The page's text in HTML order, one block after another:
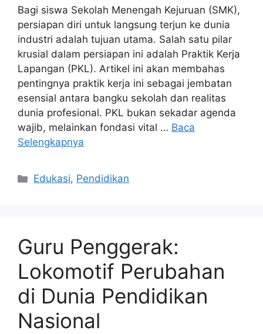
Bagi siswa Sekolah Menengah Kejuruan (SMK),
persiapan diri untuk langsung terjun ke dunia
industri adalah tujuan utama. Salah satu pilar
krusial dalam persiapan ini adalah Praktik Kerja
Lapangan (PKL). Artikel ini akan membahas
pentingnya praktik kerja ini sebagai jembatan
esensial antara bangku sekolah dan realitas
dunia profesional. PKL bukan sekadar agenda
wajib, melainkan fondasi vital … Baca
Selengkapnya
Kategori
Edukasi, Pendidikan
Guru Penggerak:
Lokomotif Perubahan
di Dunia Pendidikan
Nasional